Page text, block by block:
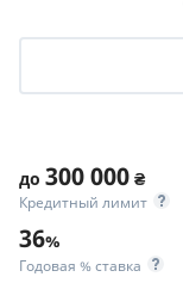
до 300 000 ₴
Кредитный лимит
36%
Годовая % ставка